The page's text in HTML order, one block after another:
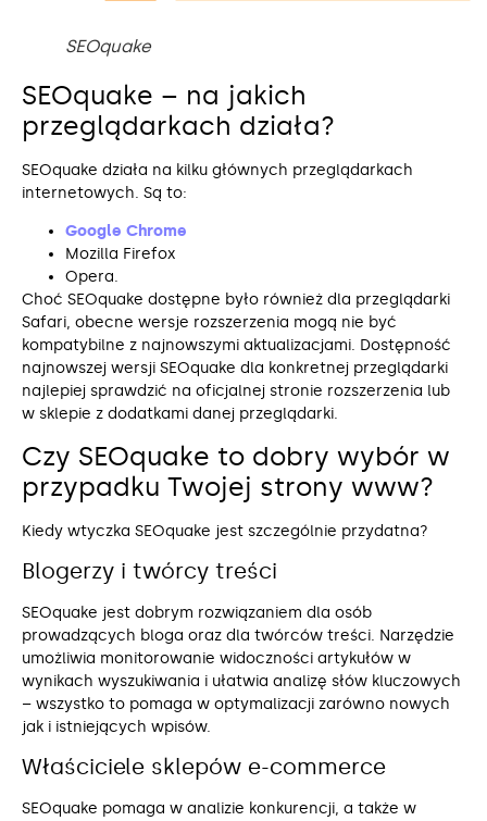
SEOquake
SEOquake – na jakich
przeglądarkach działa?
SEOquake działa na kilku głównych przeglądarkach
internetowych. Są to:
Google Chrome
Mozilla Firefox
Opera.
Choć SEOquake dostępne było również dla przeglądarki
Safari, obecne wersje rozszerzenia mogą nie być
kompatybilne z najnowszymi aktualizacjami. Dostępność
najnowszej wersji SEOquake dla konkretnej przeglądarki
najlepiej sprawdzić na oficjalnej stronie rozszerzenia lub
w sklepie z dodatkami danej przeglądarki.
Czy SEOquake to dobry wybór w
przypadku Twojej strony www?
Kiedy wtyczka SEOquake jest szczególnie przydatna?
Blogerzy i twórcy treści
SEOquake jest dobrym rozwiązaniem dla osób
prowadzących bloga oraz dla twórców treści. Narzędzie
umożliwia monitorowanie widoczności artykułów w
wynikach wyszukiwania i ułatwia analizę słów kluczowych
– wszystko to pomaga w optymalizacji zarówno nowych
jak i istniejących wpisów.
Właściciele sklepów e-commerce
SEOquake pomaga w analizie konkurencji, a także w